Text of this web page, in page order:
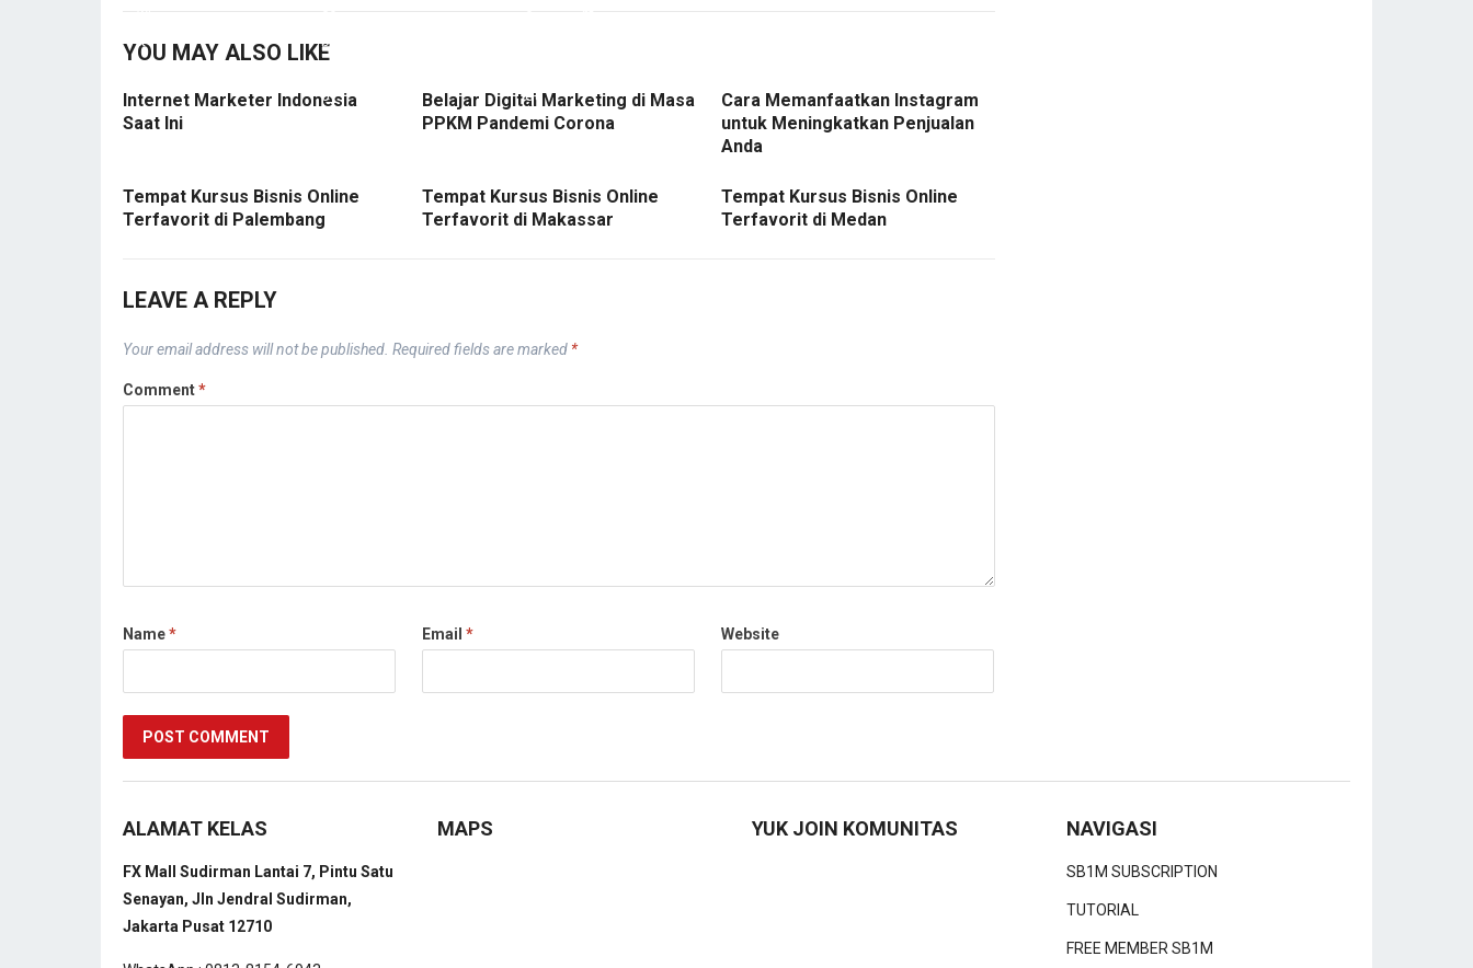
YOU MAY ALSO LIKE
Internet Marketer Indonesia
Saat Ini
Belajar Digital Marketing di Masa
PPKM Pandemi Corona
Cara Memanfaatkan Instagram
untuk Meningkatkan Penjualan
Anda
Tempat Kursus Bisnis Online
Terfavorit di Palembang
Tempat Kursus Bisnis Online
Terfavorit di Makassar
Tempat Kursus Bisnis Online
Terfavorit di Medan
LEAVE A REPLY
Your email address will not be published. Required fields are marked *
Comment*
Name* Email * Website
ALAMAT KELAS
FX Mall Sudirman Lantai 7, Pintu Satu
Senayan, Jln Jendral Sudirman,
Jakarta Pusat 12710
MAPS YUK JOIN KOMUNITAS NAVIGASI
SB1M SUBSCRIPTION
TUTORIAL
FREE MEMBER SB1M